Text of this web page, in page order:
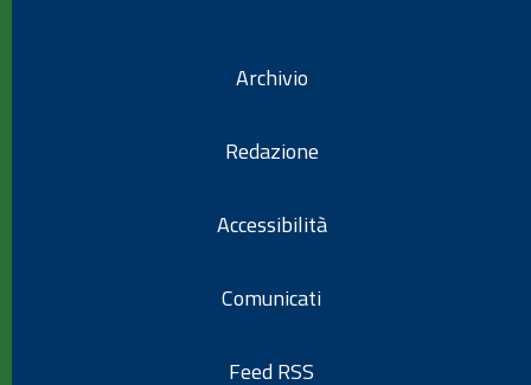
Archivio
Redazione
Accessibilità
Comunicati
Feed RSS